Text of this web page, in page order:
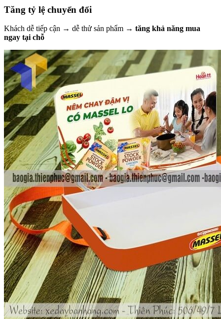
Tăng tỷ lệ chuyển đổi
Khách dễ tiếp cận → dễ thử sản phẩm → tăng khả năng mua
ngay tại chỗ